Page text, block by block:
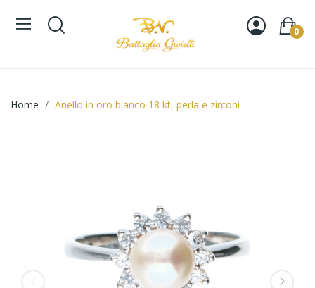
0
Home Anello in oro bianco 18 kt, perla e zirconi